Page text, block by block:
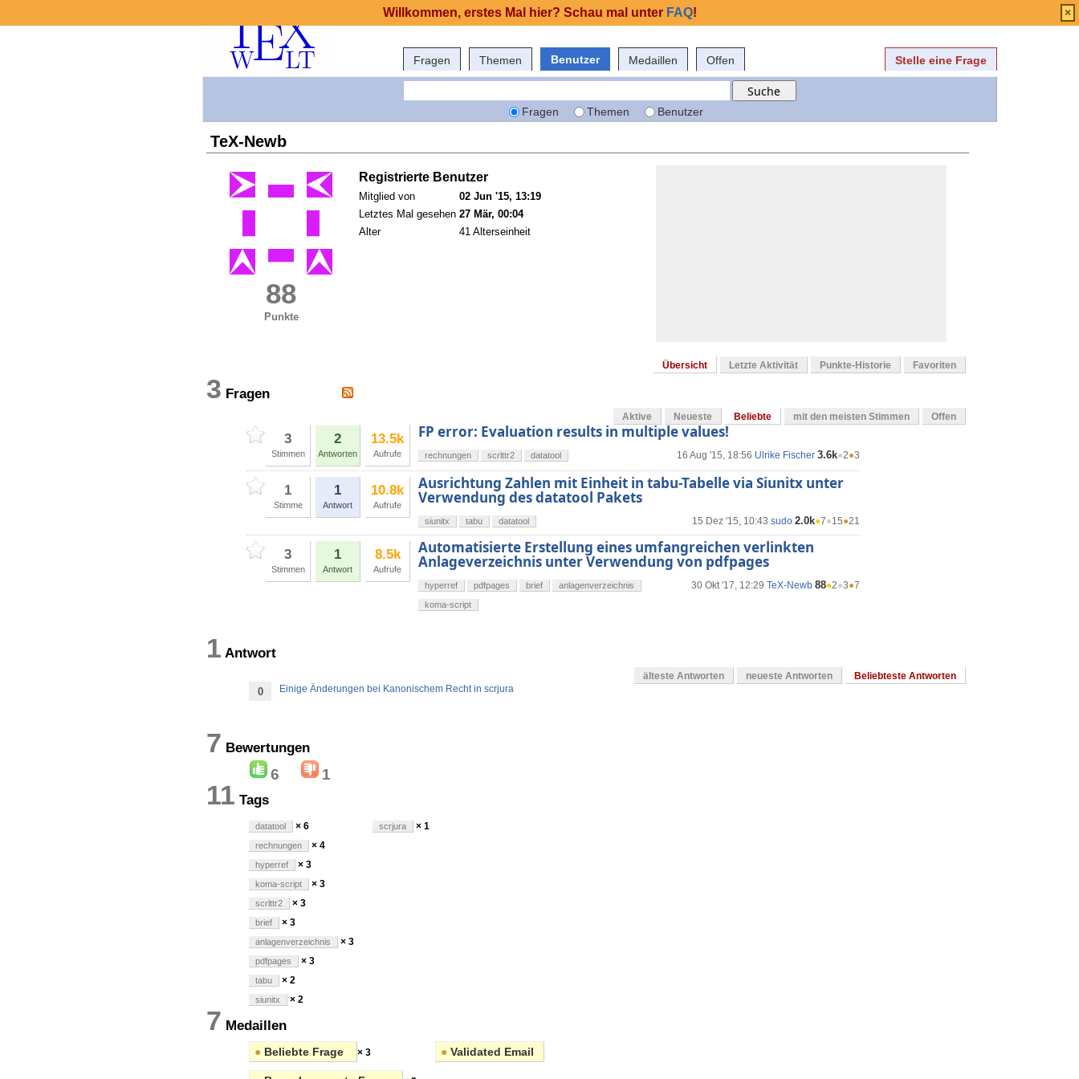
Fragen Themen Benutzer Medaillen Offen Stelle eine Frage
Fragen Themen Benutzer
TeX-Newb
88
Punkte
Registrierte Benutzer
Mitglied von
02 Jun '15, 13:19
Letztes Mal gesehen 27 Mär, 00:04
Alter
41 Alterseinheit
Übersicht Letzte Aktivität Punkte-Historie Favoriten
3 Fragen
Aktive Neueste Beliebte mit den meisten Stimmen Offen
3
Stimmen
2
Antworten
13.5k
Aufrufe
FP error: Evaluation results in multiple values!
16 Aug '15, 18:56 Ulrike Fischer 3.6k●2●3
rechnungen scrlttr2 datatool
1
Stimme
1
Antwort
10.8k
Aufrufe
Ausrichtung Zahlen mit Einheit in tabu-Tabelle via Siunitx unter
Verwendung des datatool Pakets
15 Dez '15, 10:43 sudo 2.0k●7●15●21
siunitx tabu datatool
3
Stimmen
1
Antwort
8.5k
Aufrufe
Automatisierte Erstellung eines umfangreichen verlinkten
Anlageverzeichnis unter Verwendung von pdfpages
30 Okt '17, 12:29 TeX-Newb 88●2●3●7
hyperref pdfpages brief
anlagenverzeichnis
koma-script
1 Antwort
älteste Antworten neueste Antworten Beliebteste Antworten
0 Einige Änderungen bei Kanonischem Recht in scrjura
7 Bewertungen
6 1
11 Tags
datatool × 6
rechnungen × 4
hyperref × 3
koma-script × 3
scrlttr2 × 3
brief × 3
anlagenverzeichnis × 3
pdfpages × 3
tabu × 2
siunitx × 2
scrjura × 1
7 Medaillen
● Beliebte Frage × 3 ● Validated Email
Willkommen, erstes Mal hier? Schau mal unter FAQ! ×